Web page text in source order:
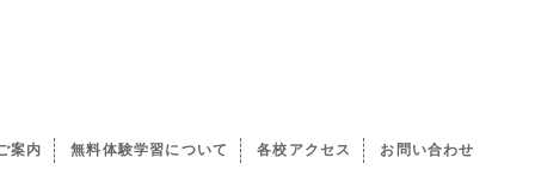
案内 無料体験学習について 各校アクセス お問い合わせ